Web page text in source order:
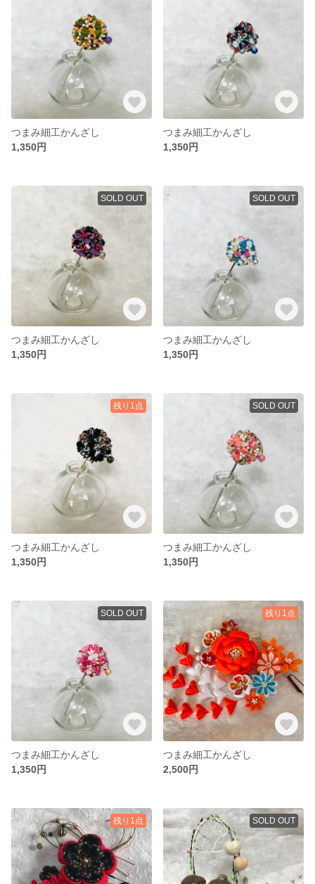
つまみ細工かんざし
1,350円
つまみ細工かんざし
1,350円
SOLD OUT
つまみ細工かんざし
1,350円
SOLD OUT
つまみ細工かんざし
1,350円
残り1点
つまみ細工かんざし
1,350円
SOLD OUT
つまみ細工かんざし
1,350円
SOLD OUT
つまみ細工かんざし
1,350円
残り1点
つまみ細工かんざし
2,500円
残り1点 SOLD OUT